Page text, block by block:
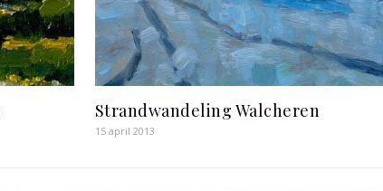
Strandwandeling Walcheren
15 april 2013